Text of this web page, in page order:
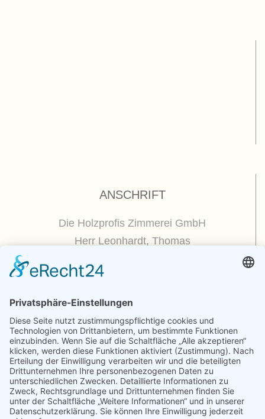
ANSCHRIFT
Die Holzprofis Zimmerei GmbH
Herr Leonhardt, Thomas
01809 Dohna / OT Borthen
Kontakt
Telefon : +49.351.270 56 50
Telefax : +49.351.270 56 70